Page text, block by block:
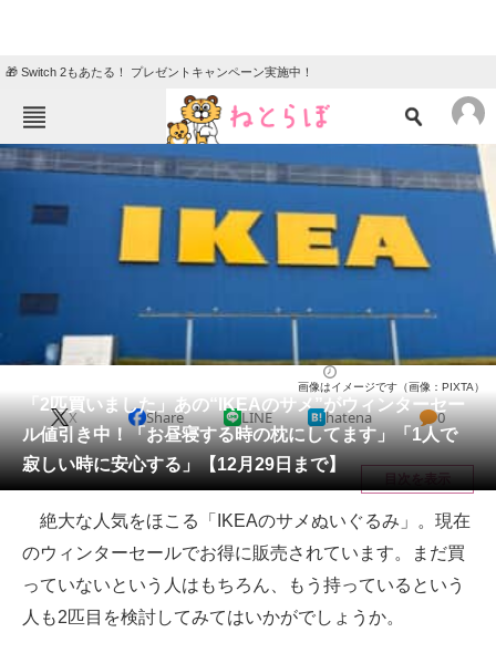
🎁 Switch 2もあたる！ プレゼントキャンペーン実施中！
ねとらぼメニュー
ニュース
エンタメ クイズ
地域
住まい 教育・育児
リサーチ
会員記事
メディア
注目記事を集めた総合ページ
ITの今と未来を見通す
スマホと通信の最新トレンド
「2匹買いました」あの“IKEAのサメ”がウィンターセー
ル値引き中！「お昼寝する時の枕にしてます」「1人で
寂しい時に安心する」【12月29日まで】
画像はイメージです（画像：PIXTA）
X Share LINE hatena 0
目次を表示
絶大な人気をほこる「IKEAのサメぬいぐるみ」。現在
のウィンターセールでお得に販売されています。まだ買
っていないという人はもちろん、もう持っているという
人も2匹目を検討してみてはいかがでしょうか。